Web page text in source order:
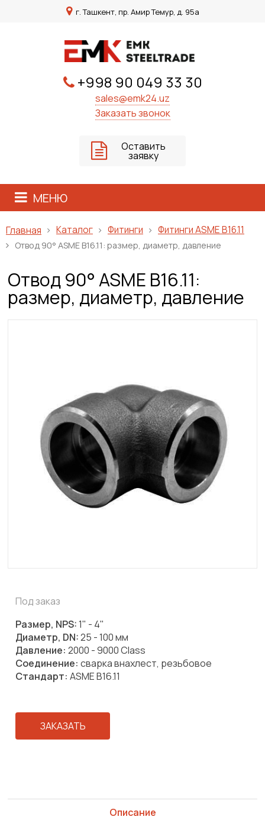
г. Ташкент, пр. Амир Темур, д. 95а
+998 90 049 33 30
sales@emk24.uz
Заказать звонок
Оставить
заявку
МЕНЮ
Главная Каталог Фитинги Фитинги ASME B16.11
Отвод 90° ASME B16.11: размер, диаметр, давление
Отвод 90° ASME B16.11:
размер, диаметр, давление
Под заказ
Размер, NPS:1" - 4"
Диаметр, DN:25 - 100 мм
Давление: 2000 - 9000 Class
Соединение: сварка внахлест, резьбовое
Стандарт: ASME B16.11
ЗАКАЗАТЬ
Описание